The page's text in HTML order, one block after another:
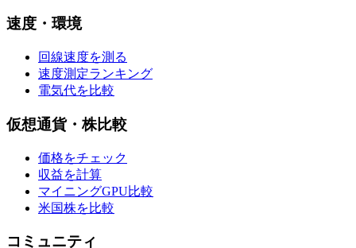
速度・環境
回線速度を測る
速度測定ランキング
電気代を比較
仮想通貨・株比較
価格をチェック
収益を計算
マイニングGPU比較
米国株を比較
コミュニティ